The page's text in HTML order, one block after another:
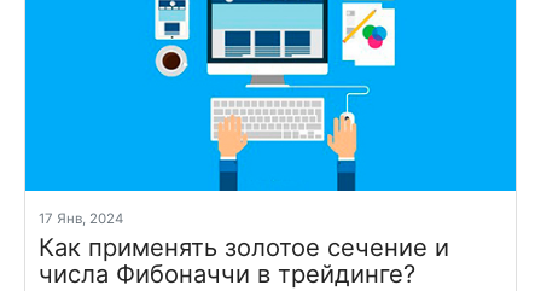
17 Янв, 2024
Как применять золотое сечение и
числа Фибоначчи в трейдинге?